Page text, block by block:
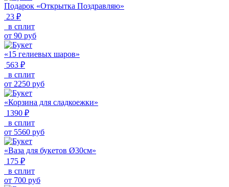
Подарок «Открытка Поздравляю»
23 ₽
в сплит
от 90 руб
«15 гелиевых шаров»
563 ₽
в сплит
от 2250 руб
«Корзина для сладкоежки»
1390 ₽
в сплит
от 5560 руб
«Ваза для букетов Ø30см»
175 ₽
в сплит
от 700 руб